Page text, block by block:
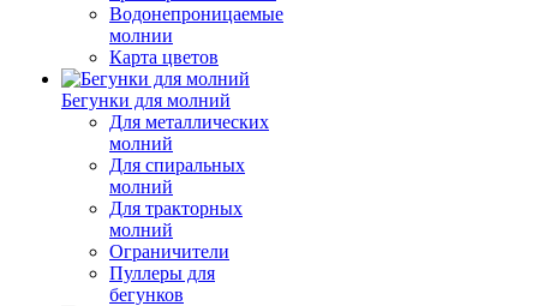
Водонепроницаемые
молнии
Карта цветов
Бегунки для молний
Для металлических
молний
Для спиральных
молний
Для тракторных
молний
Ограничители
Пуллеры для
бегунков